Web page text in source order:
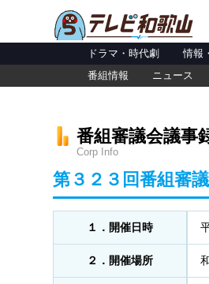
ドラマ・時代劇 情報
番組情報
ニュース
番組審議会議事
Corp Info
第３２３回番組審
１．開催日時
２．開催場所